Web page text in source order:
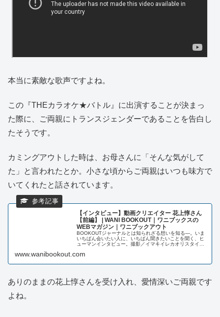
本当に素敵な歌声ですよね。
この『THEカラオケ★バトル』に出演することが決まっ
た際に、ご両親にトランスジェンダーであることを告白し
たそうです。
カミングアウトした時は、お母さんに「そんな気がして
た」と言われたとか。小さな頃からご両親はいつも味方で
いてくれたと話されています。
【インタビュー】動画クリエイター 花上惇さん
【前編】 | WANI BOOKOUT｜ワニブックスの
WEBマガジン｜ワニブックアウト
BOOKOUTジャーナルとは知られざる想いを知る―。いま
いちばん会いたい人に、いちばん聞きたいことを聞く、ヒ
ューマンインタビュー。撮影／イマキイレカオリスタイリ
開き、女性の抱える悩みを...
www.wanibookout.com
ありのままの花上惇さんを受け入れ、愛情深いご両親です
よね。